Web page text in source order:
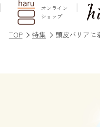
オンライン
ショップ
TOP 特集 頭皮バリアに